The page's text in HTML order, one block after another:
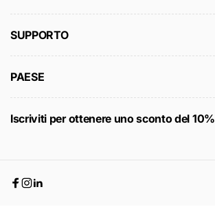
SUPPORTO
PAESE
Iscriviti per ottenere uno sconto del 10%
Facebook
Instagram
Linkedin